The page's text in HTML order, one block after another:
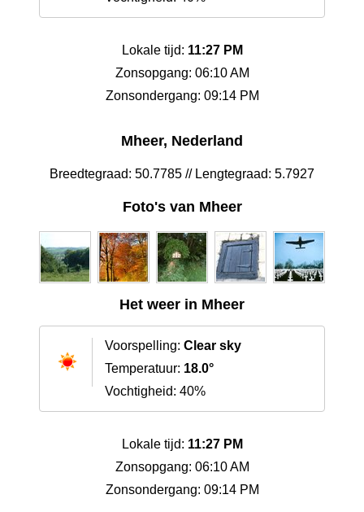
Lokale tijd: 11:27 PM
Zonsopgang: 06:10 AM
Zonsondergang: 09:14 PM
Mheer, Nederland
Breedtegraad: 50.7785 // Lengtegraad: 5.7927
Foto's van Mheer
Het weer in Mheer
Voorspelling: Clear sky
Temperatuur: 18.0°
Vochtigheid: 40%
Lokale tijd: 11:27 PM
Zonsopgang: 06:10 AM
Zonsondergang: 09:14 PM